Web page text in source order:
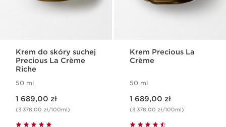
Krem do skóry suchej
Precious La Crème
Riche
50 ml
1 689,00 zł
(3 378,00 zł/100ml)
Krem Precious La
Crème
50 ml
1 689,00 zł
(3 378,00 zł/100ml)